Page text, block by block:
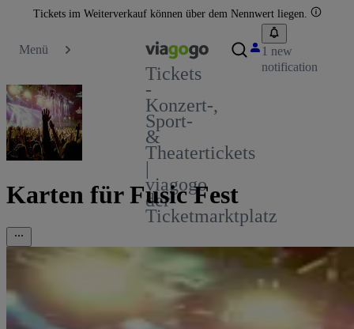
Tickets im Weiterverkauf können über dem Nennwert liegen.
Menü
Tickets
-
Konzert-,
Sport-
&
Theatertickets
|
viagogo
der
Ticketmarktplatz
1 new
notification
Karten für Fusic Fest